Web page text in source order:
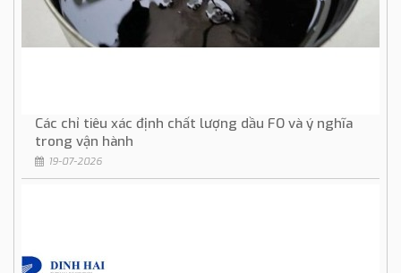
Các chỉ tiêu xác định chất lượng dầu FO và ý nghĩa
trong vận hành
19-07-2026